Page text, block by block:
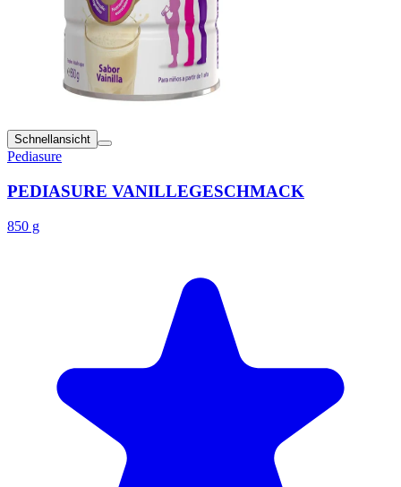
Schnellansicht
Pediasure
PEDIASURE VANILLEGESCHMACK
850 g